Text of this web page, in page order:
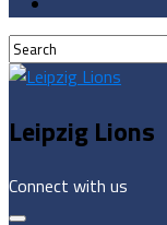
Leipzig Lions
Connect with us